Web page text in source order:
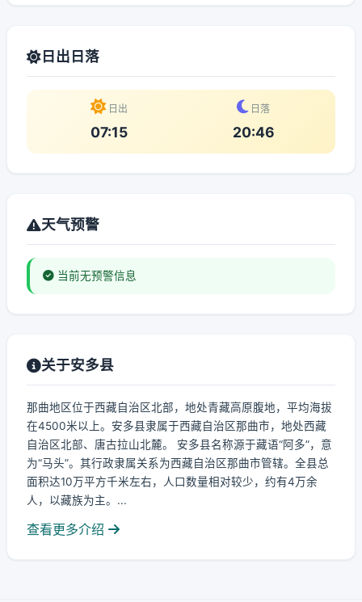
日出日落
日出
07:15
日落
20:46
天气预警
当前无预警信息
关于安多县
那曲地区位于西藏自治区北部，地处青藏高原腹地，平均海拔
在4500米以上。安多县隶属于西藏自治区那曲市，地处西藏
自治区北部、唐古拉山北麓。 安多县名称源于藏语“阿多”，意
为“马头”。其行政隶属关系为西藏自治区那曲市管辖。全县总
面积达10万平方千米左右，人口数量相对较少，约有4万余
人，以藏族为主。...
查看更多介绍